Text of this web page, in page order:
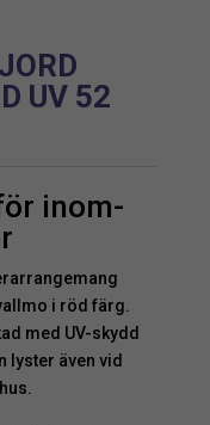
UV 52
inom-
i röd färg.
med UV-skydd
lyster även vid